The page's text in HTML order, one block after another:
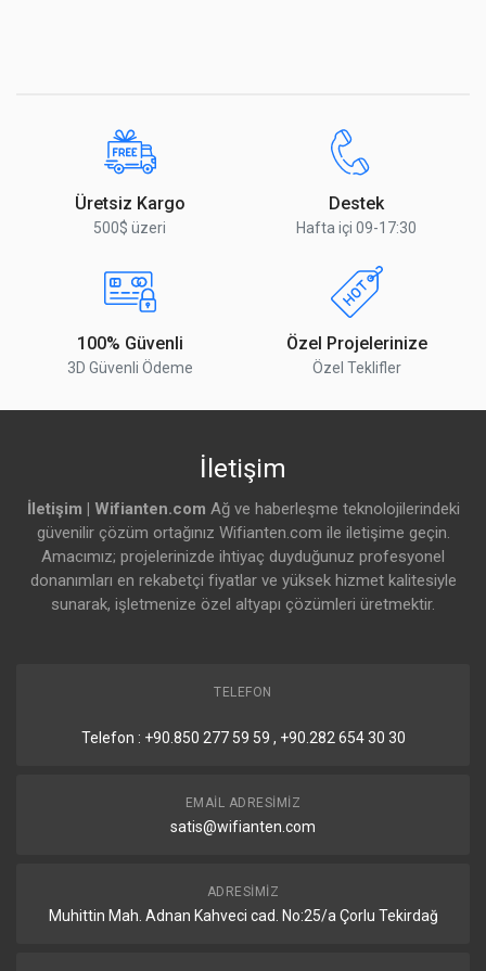
Kutu İçeriği
CubeG-5ac60ay-SA
PoE enjektör enjektör
Montaj donanımı
Cube montaj aparatı (bracket) +
metal kelepçe
Kutu içeriği bölge/partiye göre farklılık gösterebilir.
Üretsiz Kargo
500$ üzeri
Destek
Hafta içi 09-17:30
100% Güvenli
3D Güvenli Ödeme
Özel Projelerinize
Özel Teklifler
İletişim
İletişim | Wifianten.com Ağ ve haberleşme teknolojilerindeki
güvenilir çözüm ortağınız Wifianten.com ile iletişime geçin.
Amacımız; projelerinizde ihtiyaç duyduğunuz profesyonel
donanımları en rekabetçi fiyatlar ve yüksek hizmet kalitesiyle
sunarak, işletmenize özel altyapı çözümleri üretmektir.
TELEFON
Telefon : +90.850 277 59 59 , +90.282 654 30 30
EMAIL ADRESIMIZ
satis@wifianten.com
ADRESIMIZ
Muhittin Mah. Adnan Kahveci cad. No:25/a Çorlu Tekirdağ